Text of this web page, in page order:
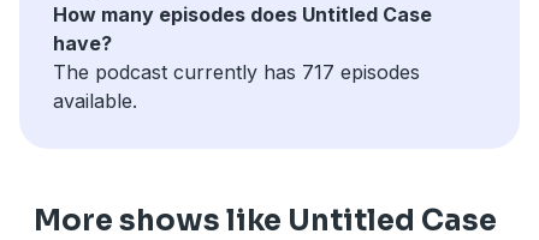
How many episodes does Untitled Case
have?
The podcast currently has 717 episodes
available.
More shows like Untitled Case